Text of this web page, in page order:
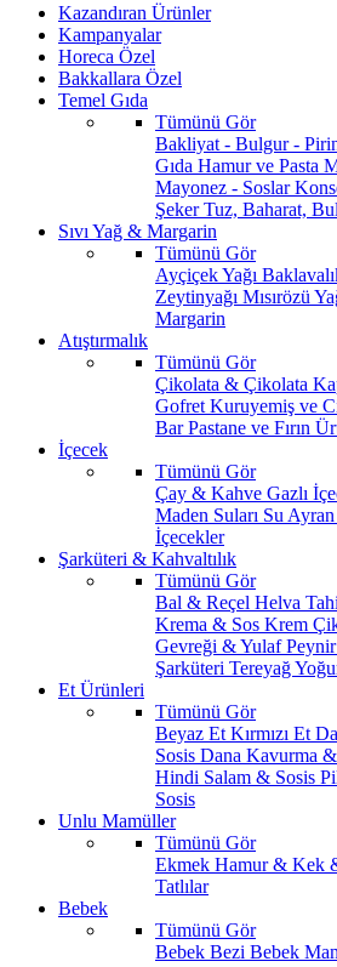
Kazandıran Ürünler
Kampanyalar
Horeca Özel
Bakkallara Özel
Temel Gıda
Tümünü Gör
Bakliyat - Bulgur -
Gıda Hamur ve Pasta
Mayonez - Soslar
ŞekerTuz, Baharat,
Sıvı Yağ & Margarin
Tümünü Gör
Ayçiçek Yağı
Zeytinyağı Mısırözü
Margarin
Atıştırmalık
Tümünü Gör
Çikolata & Çikolata
Gofret Kuruyemiş ve
BarPastane ve Fırın
İçecek
Tümünü Gör
Çay & Kahve Gazlı
Maden Suları Su
İçecekler
Şarküteri & Kahvaltılık
Tümünü Gör
Bal & Reçel Helva
Krema & Sos Krem
Gevreği & YulafPeynir
Şarküteri Tereyağ
Et Ürünleri
Tümünü Gör
Beyaz Et Kırmızı Et
Sosis Dana Kavurma &
Hindi Salam & Sosis
Sosis
Unlu Mamüller
Tümünü Gör
Ekmek Hamur & Kek
Tatlılar
Bebek
Tümünü Gör
Bebek Bezi Bebek